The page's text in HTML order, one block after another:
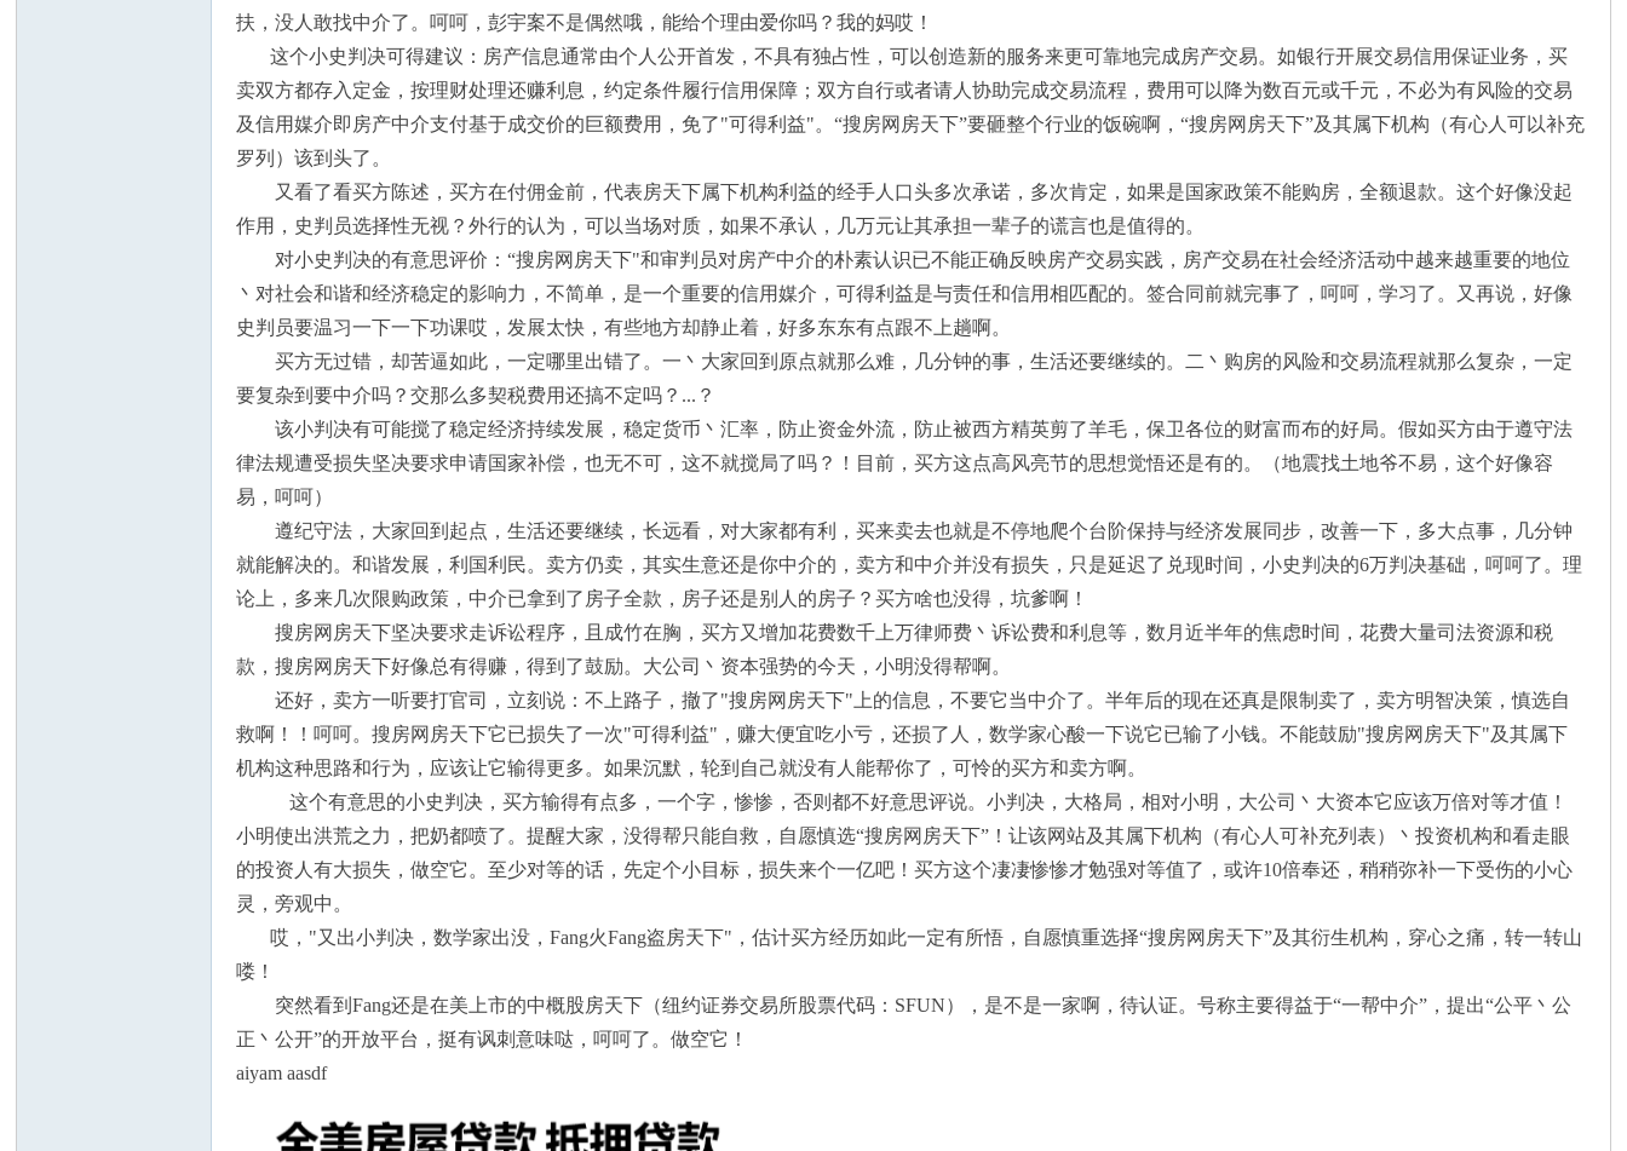
扶，没人敢找中介了。呵呵，彭宇案不是偶然哦，能给个理由爱你吗？我的妈哎！
这个小史判决可得建议：房产信息通常由个人公开首发，不具有独占性，可以创造新的服务来更可靠地完成房产交易。如银行开展交易信用保证业务，买
卖双方都存入定金，按理财处理还赚利息，约定条件履行信用保障；双方自行或者请人协助完成交易流程，费用可以降为数百元或千元，不必为有风险的交易
及信用媒介即房产中介支付基于成交价的巨额费用，免了"可得利益"。“搜房网房天下”要砸整个行业的饭碗啊，“搜房网房天下”及其属下机构（有心人可以补充
罗列）该到头了。
又看了看买方陈述，买方在付佣金前，代表房天下属下机构利益的经手人口头多次承诺，多次肯定，如果是国家政策不能购房，全额退款。这个好像没起
作用，史判员选择性无视？外行的认为，可以当场对质，如果不承认，几万元让其承担一辈子的谎言也是值得的。
对小史判决的有意思评价：“搜房网房天下"和审判员对房产中介的朴素认识已不能正确反映房产交易实践，房产交易在社会经济活动中越来越重要的地位
丶对社会和谐和经济稳定的影响力，不简单，是一个重要的信用媒介，可得利益是与责任和信用相匹配的。签合同前就完事了，呵呵，学习了。又再说，好像
史判员要温习一下一下功课哎，发展太快，有些地方却静止着，好多东东有点跟不上趟啊。
买方无过错，却苦逼如此，一定哪里出错了。一丶大家回到原点就那么难，几分钟的事，生活还要继续的。二丶购房的风险和交易流程就那么复杂，一定
要复杂到要中介吗？交那么多契税费用还搞不定吗？...？
该小判决有可能搅了稳定经济持续发展，稳定货币丶汇率，防止资金外流，防止被西方精英剪了羊毛，保卫各位的财富而布的好局。假如买方由于遵守法
律法规遭受损失坚决要求申请国家补偿，也无不可，这不就搅局了吗？！目前，买方这点高风亮节的思想觉悟还是有的。（地震找土地爷不易，这个好像容
易，呵呵）
遵纪守法，大家回到起点，生活还要继续，长远看，对大家都有利，买来卖去也就是不停地爬个台阶保持与经济发展同步，改善一下，多大点事，几分钟
就能解决的。和谐发展，利国利民。卖方仍卖，其实生意还是你中介的，卖方和中介并没有损失，只是延迟了兑现时间，小史判决的6万判决基础，呵呵了。理
论上，多来几次限购政策，中介已拿到了房子全款，房子还是别人的房子？买方啥也没得，坑爹啊！
搜房网房天下坚决要求走诉讼程序，且成竹在胸，买方又增加花费数千上万律师费丶诉讼费和利息等，数月近半年的焦虑时间，花费大量司法资源和税
款，搜房网房天下好像总有得赚，得到了鼓励。大公司丶资本强势的今天，小明没得帮啊。
还好，卖方一听要打官司，立刻说：不上路子，撤了"搜房网房天下"上的信息，不要它当中介了。半年后的现在还真是限制卖了，卖方明智决策，慎选自
救啊！！呵呵。搜房网房天下它已损失了一次"可得利益"，赚大便宜吃小亏，还损了人，数学家心酸一下说它已输了小钱。不能鼓励"搜房网房天下"及其属下
机构这种思路和行为，应该让它输得更多。如果沉默，轮到自己就没有人能帮你了，可怜的买方和卖方啊。
这个有意思的小史判决，买方输得有点多，一个字，惨惨，否则都不好意思评说。小判决，大格局，相对小明，大公司丶大资本它应该万倍对等才值！
小明使出洪荒之力，把奶都喷了。提醒大家，没得帮只能自救，自愿慎选“搜房网房天下”！让该网站及其属下机构（有心人可补充列表）丶投资机构和看走眼
的投资人有大损失，做空它。至少对等的话，先定个小目标，损失来个一亿吧！买方这个凄凄惨惨才勉强对等值了，或许10倍奉还，稍稍弥补一下受伤的小心
灵，旁观中。
哎，"又出小判决，数学家出没，Fang火Fang盗房天下"，估计买方经历如此一定有所悟，自愿慎重选择“搜房网房天下”及其衍生机构，穿心之痛，转一转山
喽！
突然看到Fang还是在美上市的中概股房天下（纽约证券交易所股票代码：SFUN），是不是一家啊，待认证。号称主要得益于“一帮中介”，提出“公平丶公
正丶公开”的开放平台，挺有讽刺意味哒，呵呵了。做空它！
aiyam aasdf